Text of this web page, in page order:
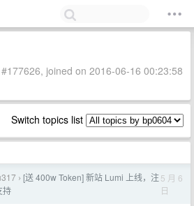
joined on 2016-06-16 00:23:58
Switch topics list
› [送 400w Token] 新站 Lumi 上线，注
持
5 月 6
日